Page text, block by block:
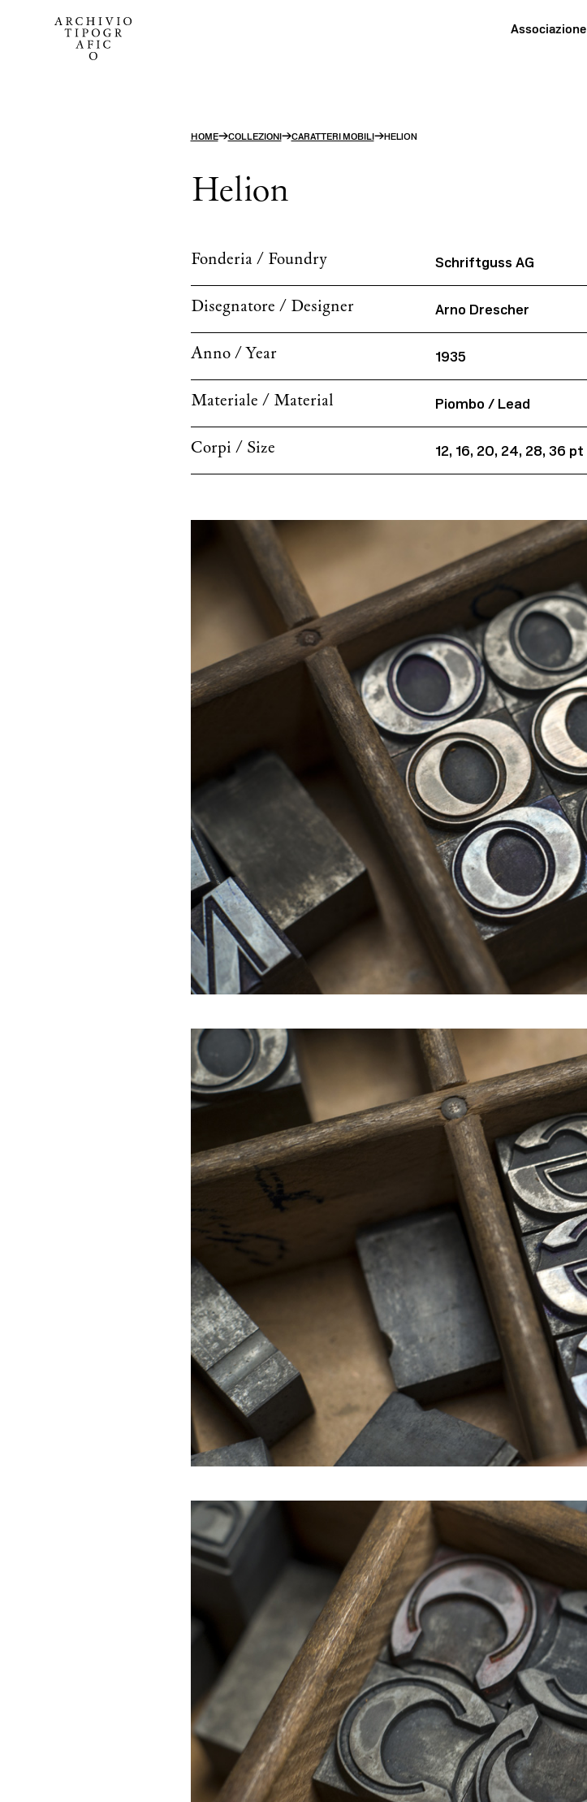
Associazione
HOME→COLLEZIONI→CARATTERI MOBILI→HELION
Helion
Fonderia / Foundry Schriftguss AG
Disegnatore / Designer Arno Drescher
Anno / Year 1935
Materiale / Material Piombo / Lead
Corpi / Size 12, 16, 20, 24, 28, 36 pt